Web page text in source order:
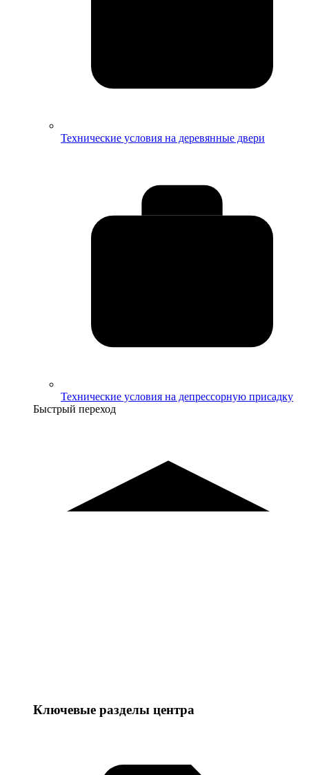
Технические условия на деревянные двери
Технические условия на депрессорную присадку
Быстрый переход
Ключевые разделы центра